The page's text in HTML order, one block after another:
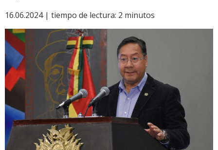
16.06.2024 | tiempo de lectura: 2 minutos